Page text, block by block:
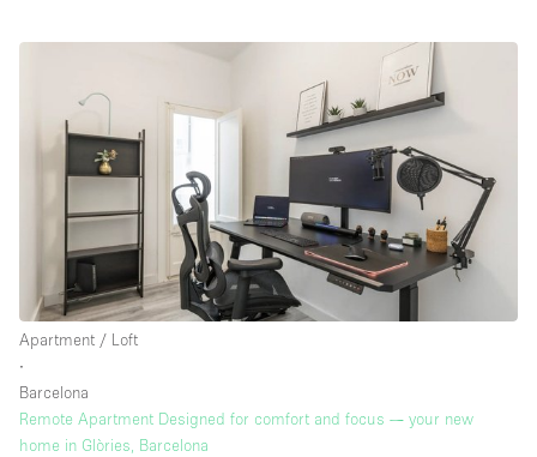
Apartment / Loft
∙
Barcelona
Remote Apartment Designed for comfort and focus — your new
home in Glòries, Barcelona